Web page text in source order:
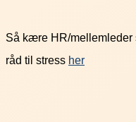
Så kære HR/mellemleder
råd til stress her